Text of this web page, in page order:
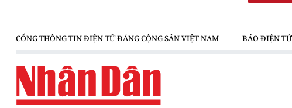
CỔNG THÔNG TIN ĐIỆN TỬ ĐẢNG CỘNG SẢN VIỆT NAM BÁO ĐIỆN